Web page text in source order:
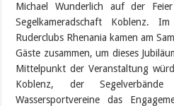
Michael Wunderlich auf der
Segelkameradschaft Koblenz.
Ruderclubs Rhenania kamen am
Gäste zusammen, um dieses
Mittelpunkt der Veranstaltung
Koblenz, der
Wassersportvereine das